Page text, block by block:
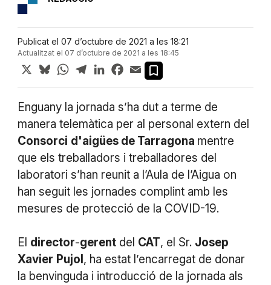
Publicat el 07 d’octubre de 2021 a les 18:21
Actualitzat el 07 d’octubre de 2021 a les 18:45
X BlueskyWhatsApp
TelegramLinkedInFacebook
Email
Enguany la jornada s’ha dut a terme de
manera telemàtica per al personal extern del
Consorci d'aigües de Tarragona mentre
que els treballadors i treballadores del
laboratori s’han reunit a l’Aula de l’Aigua on
han seguit les jornades complint amb les
mesures de protecció de la COVID-19.
El director-gerentdel CAT, el Sr. Josep
Xavier Pujol , ha estat l’encarregat de donar
la benvinguda i introducció de la jornada als